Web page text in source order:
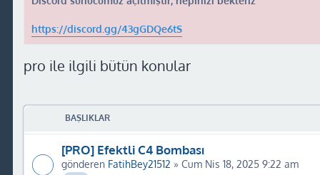
https://discord.gg/43gGDQe6tS
pro ile ilgili bütün konular
BAŞLIKLAR
[PRO] Efektli C4 Bombası
gönderen FatihBey21512 » Cum Nis 18, 2025 9:22 am